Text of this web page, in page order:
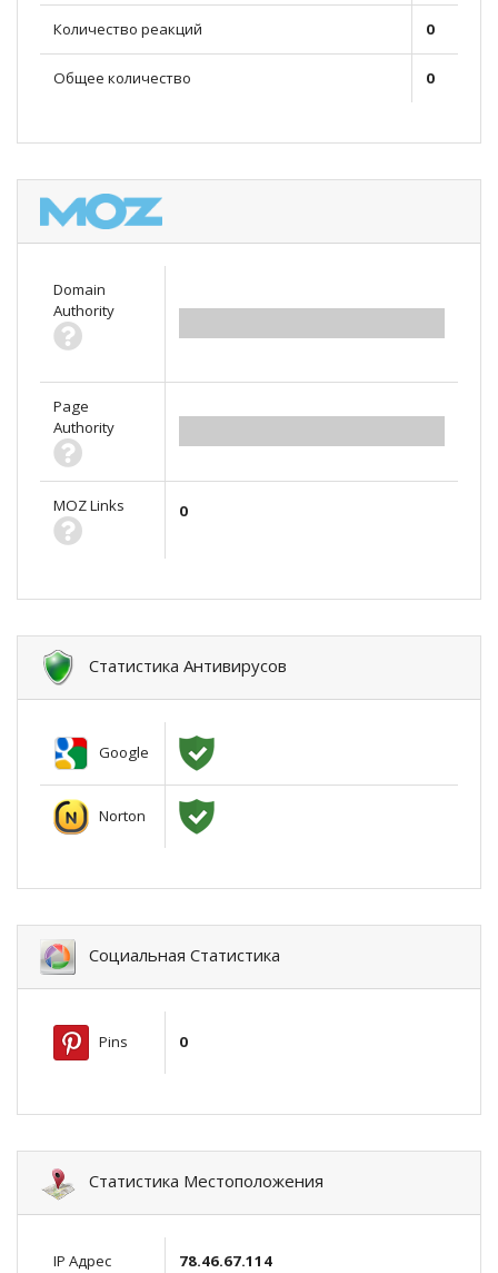
Количество реакций 0
Общее количество 0
Domain
Authority
Page
Authority
MOZ Links 0
Статистика Антивирусов
Google
Norton
Социальная Статистика
Pins 0
Статистика Местоположения
IP Адрес 78.46.67.114